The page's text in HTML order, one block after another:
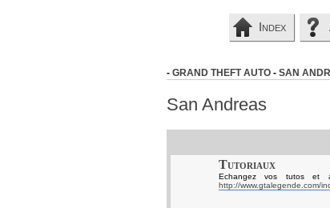
Index
- GRAND THEFT AUTO - SAN
San Andreas
Tutoriaux
Echangez vos tutos et
http://www.gtalegende.com/